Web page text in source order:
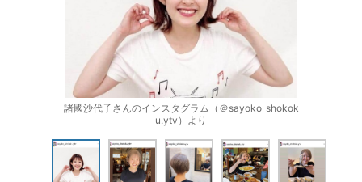
諸國沙代子さんのインスタグラム（＠sayoko_shokok
u.ytv）より